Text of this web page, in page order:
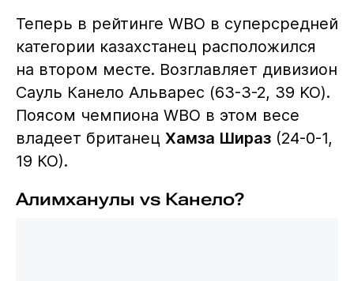
Теперь в рейтинге WBO в суперсредней
категории казахстанец расположился
на втором месте. Возглавляет дивизион
Сауль Канело Альварес (63-3-2, 39 KO).
Поясом чемпиона WBO в этом весе
владеет британец Хамза Шираз(24-0-1,
19 КО).
Алимханулы vs Канело?